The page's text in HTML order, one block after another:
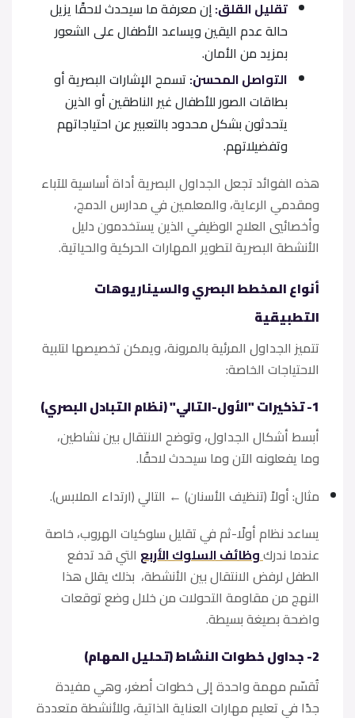
تقليل القلق:إن معرفة ما سيحدث لاحقًا يزيل
حالة عدم اليقين ويساعد الأطفال على الشعور
بمزيد من الأمان.
التواصل المحسن: تسمح الإشارات البصرية أو
بطاقات الصور للأطفال غير الناطقين أو الذين
يتحدثون بشكل محدود بالتعبير عن احتياجاتهم
وتفضيلاتهم.
هذه الفوائد تجعل الجداول البصرية أداة أساسية للآباء
ومقدمي الرعاية، والمعلمين في مدارس الدمج،
وأخصائيي العلاج الوظيفي الذين يستخدمون دليل
الأنشطة البصرية لتطوير المهارات الحركية والحياتية.
أنواع المخطط البصري والسيناريوهات
التطبيقية
تتميز الجداول المرئية بالمرونة، ويمكن تخصيصها لتلبية
الاحتياجات الخاصة:
1- تذكيرات "الأول-التالي" (نظام التبادل البصري)
​أبسط أشكال الجداول، وتوضح الانتقال بين نشاطين،
وما يفعلونه الآن وما سيحدث لاحقًا.
​مثال: أولاً (تنظيف الأسنان) ← التالي (ارتداء الملابس).
يساعد نظام أولًا-ثم في تقليل سلوكيات الهروب، خاصة
عندما ندركوظائف السلوك الأربع التي قد تدفع
الطفل لرفض الانتقال بين الأنشطة، بذلك يقلل هذا
النهج من مقاومة التحولات من خلال وضع توقعات
واضحة بصيغة بسيطة.
2- جداول خطوات النشاط (تحليل المهام)
​تُقسّم مهمة واحدة إلى خطوات أصغر، وهي مفيدة
جدًا في تعليم مهارات العناية الذاتية، وللأنشطة متعددة